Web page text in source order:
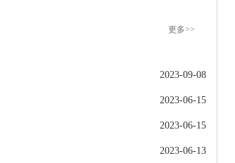
更多>>
2023-09-08
2023-06-15
2023-06-15
2023-06-13